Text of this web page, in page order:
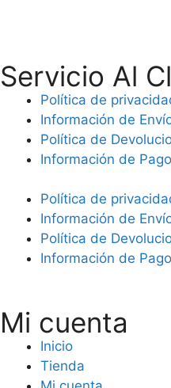
Servicio Al
Política de
Información de
Política de
Información de
Política de
Información de
Política de
Información de
Mi cuenta
Inicio
Tienda